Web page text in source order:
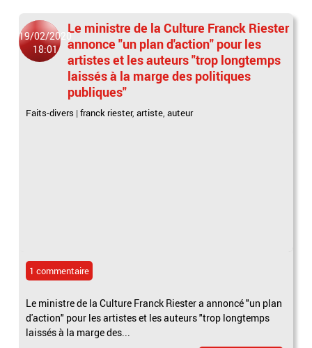
19/02/2020
18:01
Le ministre de la Culture Franck Riester
annonce "un plan d'action" pour les
artistes et les auteurs "trop longtemps
laissés à la marge des politiques
publiques"
Faits-divers |franck riester,artiste,auteur
1 commentaire
Le ministre de la Culture Franck Riester a annoncé "un plan
d'action" pour les artistes et les auteurs "trop longtemps
laissés à la marge des...